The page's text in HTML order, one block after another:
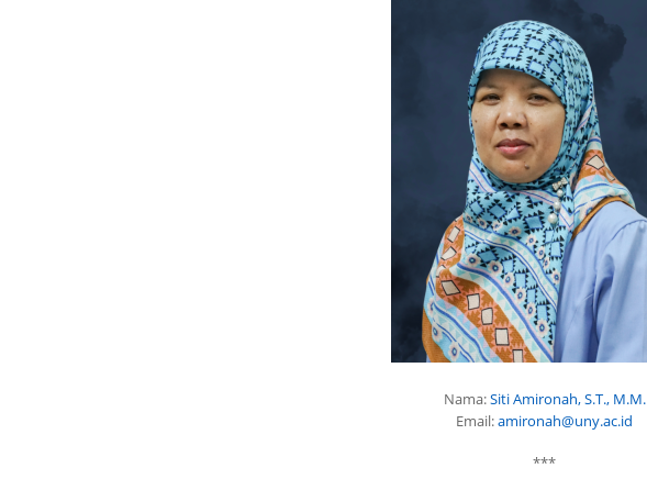
Nama:Siti Amironah, S.T., M.M.
Email:amironah@uny.ac.id
***